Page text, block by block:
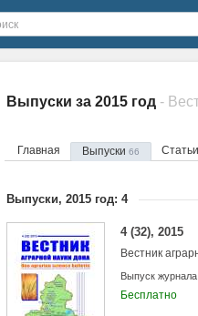
Выпуски за 2015 год -
Главная Выпуски 66
Выпуски, 2015 год: 4
4 (32), 2015
Вестник
Выпуск журнала
Бесплатно